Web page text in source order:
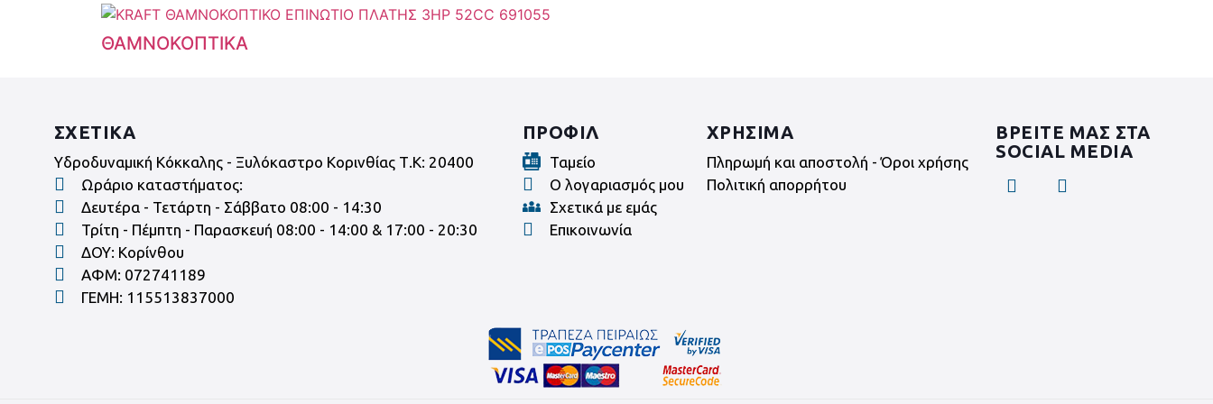
ΘΑΜΝΟΚΟΠΤΙΚΑ
ΣΧΕΤΙΚΑ
Υδροδυναμική Κόκκαλης - Ξυλόκαστρο Κορινθίας Τ.Κ: 20400
Ωράριο καταστήματος:
Δευτέρα - Τετάρτη - Σάββατο 08:00 - 14:30
Τρίτη - Πέμπτη - Παρασκευή 08:00 - 14:00 & 17:00 - 20:30
ΔΟΥ: Κορίνθου
ΑΦΜ: 072741189
ΓΕΜΗ: 115513837000
ΠΡΟΦΙΛ
Ταμείο
Ο λογαριασμός μου
Σχετικά με εμάς
Επικοινωνία
ΧΡΗΣΙΜΑ
Πληρωμή και αποστολή - Όροι χρήσης
Πολιτική απορρήτου
ΒΡΕΙΤΕ ΜΑΣ ΣΤΑ
SOCIAL MEDIA